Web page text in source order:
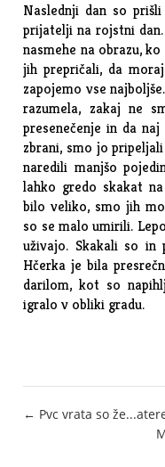
Naslednji dan so
prijatelji na rojstni
nasmehe na obrazu,
jih prepričali, da
zapojemo vse
razumela, zakaj ne
presenečenje in da
zbrani, smo jo
naredili manjšo
lahko gredo skakat
bilo veliko, smo jih
so se malo umirili.
uživajo. Skakali so in
Hčerka je bila
darilom, kot so
igralo v obliki gradu.
Post
← Pvc vrata so